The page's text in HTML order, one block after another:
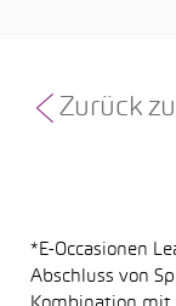
Zurück
*E-Occasionen
Abschluss von